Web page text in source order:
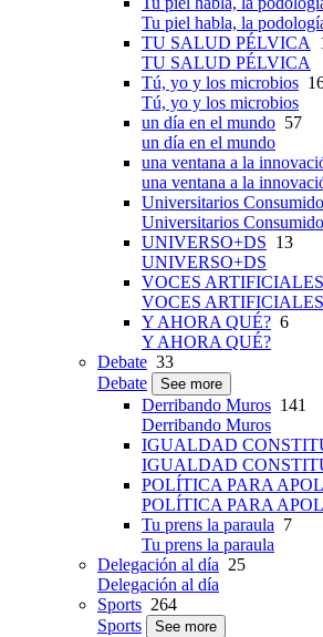
Tu piel habla, la
TU SALUD PÉLVICA
TU SALUD PÉLVICA
Tú, yo y los microbios
Tú, yo y los microbios
un día en el mundo 57
un día en el mundo
una ventana a la
una ventana a la
Universitarios
Universitarios
UNIVERSO+DS 13
UNIVERSO+DS
VOCES ARTIFICIALES
VOCES ARTIFICIALES
Y AHORA QUÉ? 6
Y AHORA QUÉ?
Debate 33
Debate
See more
Derribando Muros 141
Derribando Muros
IGUALDAD
IGUALDAD
POLÍTICA PARA
POLÍTICA PARA
Tu prens la paraula 7
Tu prens la paraula
Delegación al día 25
Delegación al día
Sports 264
Sports
See more